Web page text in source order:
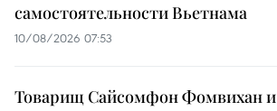
самостоятельности Вьетнама
10/08/2026 07:53
Товарищ Сайсомфон Фомвихан и